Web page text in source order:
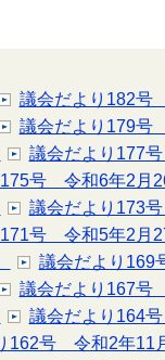
議会だより182号
議会だより179号
議会だより177
号 令和6年2月
議会だより173
号 令和5年2月
議会だより169
議会だより167号
議会だより164
162号 令和2年11